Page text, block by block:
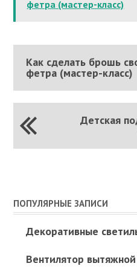
фетра (мастер-класс)
Как сделать брошь
фетра (мастер-класс)
Детская
ПОПУЛЯРНЫЕ ЗАПИСИ
Декоративные
Вентилятор